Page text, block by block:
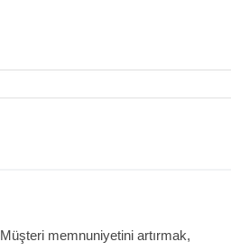
Müşteri memnuniyetini artırmak,